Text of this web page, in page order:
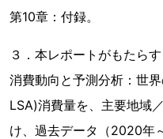
第10章：付録。
３．本レポートがもたらす
消費動向と予測分析：世
LSA)消費量を、主要地域
け、過去データ（2020年